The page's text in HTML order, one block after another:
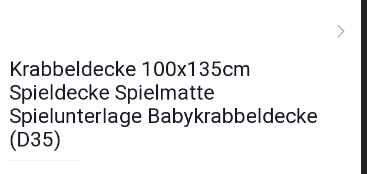
Krabbeldecke 100x135cm
Spieldecke Spielmatte
Spielunterlage Babykrabbeldecke
(D35)